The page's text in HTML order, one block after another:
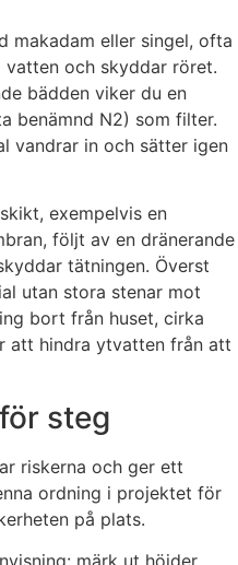
makadam eller singel, ofta
vatten och skyddar röret.
bädden viker du en
benämnd N2) som filter.
vandrar in och sätter igen
exempelvis en
följt av en dränerande
tätningen. Överst
utan stora stenar mot
bort från huset, cirka
att hindra ytvatten från att
steg
riskerna och ger ett
ordning i projektet för
på plats.